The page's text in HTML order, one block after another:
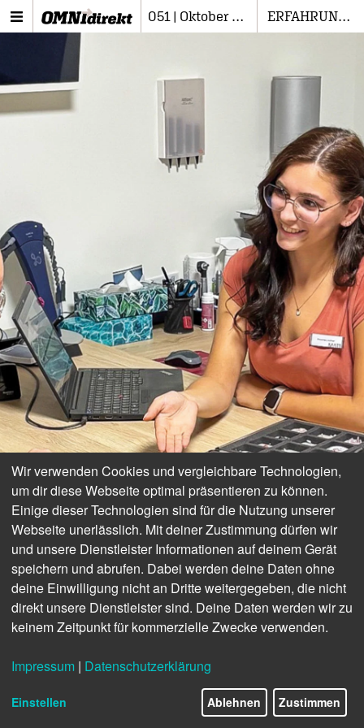
051 | Oktober 2025 ERFAHRUNGEN
ERFAHRUNGEN
»Die KI-Funktion hat schon
was drauf«
Wir verwenden Cookies und vergleichbare Technologien,
um dir diese Webseite optimal präsentieren zu können.
Einige dieser Technologien sind für die Nutzung unserer
Webseite unerlässlich. Mit deiner Zustimmung dürfen wir
und unsere Dienstleister Informationen auf deinem Gerät
speichern und abrufen. Dabei werden deine Daten ohne
deine Einwilligung nicht an Dritte weitergegeben, die nicht
direkt unsere Dienstleister sind. Deine Daten werden wir zu
keinem Zeitpunkt für kommerzielle Zwecke verwenden.
Impressum | Datenschutzerklärung
Einstellen Ablehnen Zustimmen